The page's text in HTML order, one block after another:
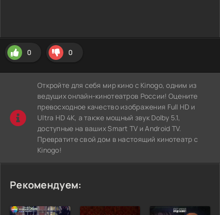
0 0
Откройте для себя мир кино с Kinogo, одним из
ведущих онлайн-кинотеатров России! Оцените
превосходное качество изображения Full HD и
Ultra HD 4K, а также мощный звук Dolby 5.1,
доступные на ваших Smart TV и Android TV.
Превратите свой дом в настоящий кинотеатр с
Kinogo!
Рекомендуем: